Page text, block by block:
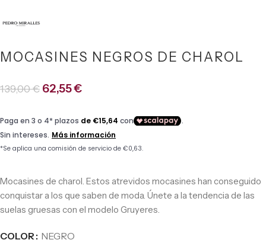
MOCASINES NEGROS DE CHAROL
139,00€ 62,55€
Mocasines de charol. Estos atrevidos mocasines han conseguido
conquistar a los que saben de moda. Únete a la tendencia de las
suelas gruesas con el modelo Gruyeres.
COLOR NEGRO